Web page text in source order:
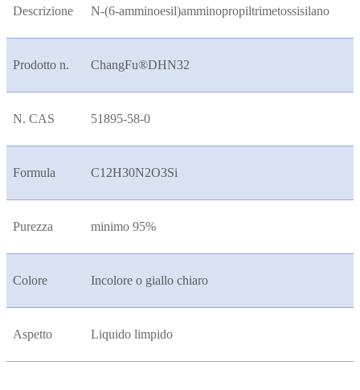
Descrizione N-(6-amminoesil)amminopropiltrimetossisilano
Prodotto n. ChangFu®DHN32
N. CAS 51895-58-0
Formula C12H30N2O3Si
Purezza minimo 95%
Colore Incolore o giallo chiaro
Aspetto Liquido limpido